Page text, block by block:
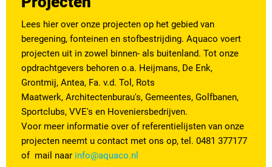
Lees hier over onze projecten op het gebied van
beregening, fonteinen en stofbestrijding. Aquaco voert
projecten uit in zowel binnen- als buitenland. Tot onze
opdrachtgevers behoren o.a. Heijmans, De Enk,
Grontmij, Antea, Fa. v.d. Tol, Rots
Maatwerk, Architectenburau's, Gemeentes, Golfbanen,
Sportclubs, VVE's en Hoveniersbedrijven.
Voor meer informatie over of referentielijsten van onze
projecten neemt u contact met ons op, tel. 0481 377177
of mail naar info@aquaco.nl